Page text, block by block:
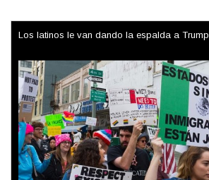
Los latinos le van dando la espalda a Trump